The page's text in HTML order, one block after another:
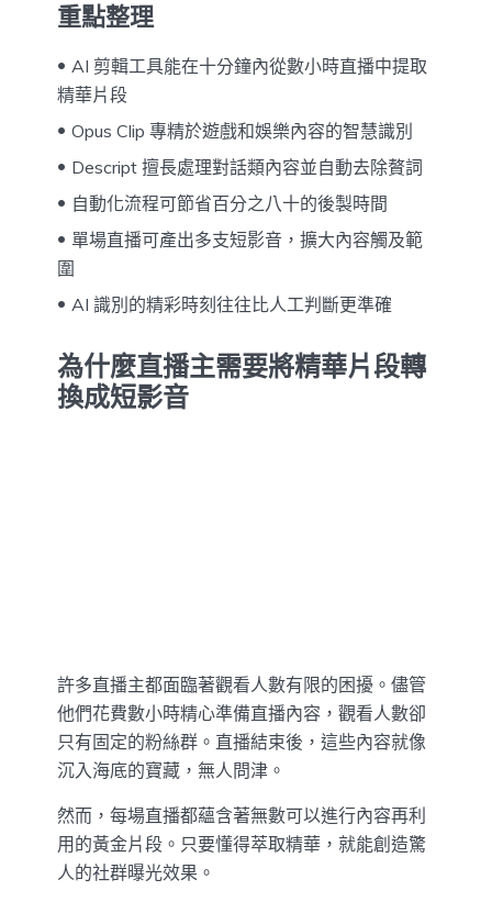
重點整理
AI 剪輯工具能在十分鐘內從數小時直播中提取
精華片段
Opus Clip 專精於遊戲和娛樂內容的智慧識別
Descript 擅長處理對話類內容並自動去除贅詞
自動化流程可節省百分之八十的後製時間
單場直播可產出多支短影音，擴大內容觸及範
圍
AI 識別的精彩時刻往往比人工判斷更準確
為什麼直播主需要將精華片段轉
換成短影音
許多直播主都面臨著觀看人數有限的困擾。儘管
他們花費數小時精心準備直播內容，觀看人數卻
只有固定的粉絲群。直播結束後，這些內容就像
沉入海底的寶藏，無人問津。
然而，每場直播都蘊含著無數可以進行內容再利
用的黃金片段。只要懂得萃取精華，就能創造驚
人的社群曝光效果。